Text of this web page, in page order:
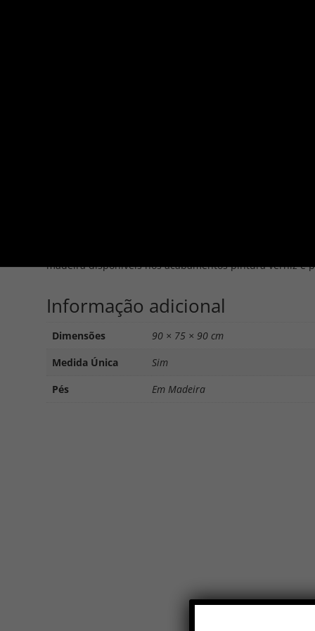
madeira disponíveis nos acabamentos pintura verniz e
Informação adicional
Dimensões
90 × 75 × 90 cm
Medida Única
Sim
Pés
Em Madeira